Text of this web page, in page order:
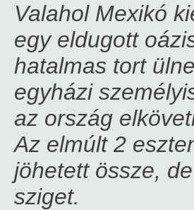
Valahol Mexikó
egy eldugott
hatalmas tort
egyházi
az ország
Az elmúlt 2
jöhetett össze,
sziget.